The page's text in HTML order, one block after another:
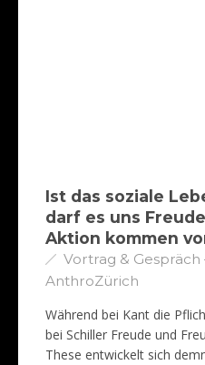
Ist das soziale
darf es uns
Aktion kommen
Vortrag & Gespräch
AnthroZürich
Während bei Kant die
bei Schiller Freude und
These entwickelt sich